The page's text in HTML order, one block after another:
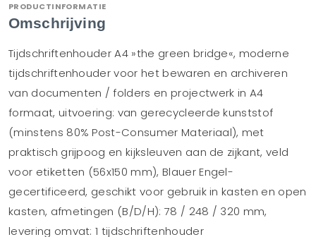
PRODUCTINFORMATIE
Omschrijving
Tijdschriftenhouder A4 »the green bridge«, moderne
tijdschriftenhouder voor het bewaren en archiveren
van documenten / folders en projectwerk in A4
formaat, uitvoering: van gerecycleerde kunststof
(minstens 80% Post-Consumer Materiaal), met
praktisch grijpoog en kijksleuven aan de zijkant, veld
voor etiketten (56x150 mm), Blauer Engel-
gecertificeerd, geschikt voor gebruik in kasten en open
kasten, afmetingen (B/D/H): 78 / 248 / 320 mm,
levering omvat: 1 tijdschriftenhouder